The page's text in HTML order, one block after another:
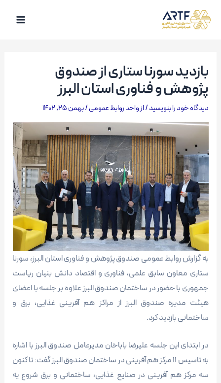
بازدید سورنا ستاری از صندوق
پژوهش و فناوری استان البرز
دیدگاه‌ خود را بنویسید/ ازواحد روابط عمومی/بهمن 25, 1402
به گزارش روابط عمومی صندوق پژوهش و فناوری استان البرز، سورنا
ستاری معاون سابق علمی، فناوری و اقتصاد دانش بنیان ریاست
جمهوری با حضور در ساختمان صندوق البرز علاوه بر جلسه با اعضای
هیئت مدیره صندوق البرز از مراکز هم آفرینی غذایی، برق و
ساختمانی بازدید کرد.
در ابتدای این جلسه علیرضا باباخان مدیرعامل صندوق البرز با اشاره
به تاسیس ۱۱ مرکز هم آفرینی در ساختمان صندوق البرز گفت: تا کنون
سه مرکز هم آفرینی در صنایع غذایی، ساختمانی و برق شروع یه